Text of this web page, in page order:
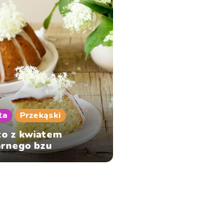
Przekąski
z kwiatem
bzu